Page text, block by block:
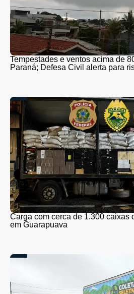
Tempestades e ventos acima de
Paraná; Defesa Civil alerta para
Carga com cerca de 1.300 caixas
em Guarapuava